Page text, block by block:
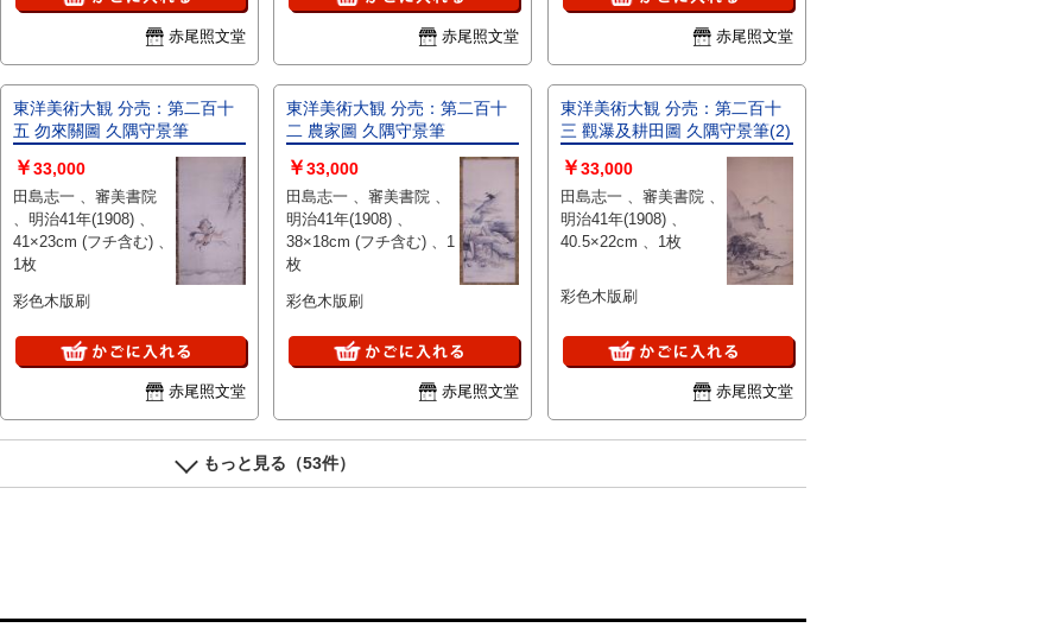
赤尾照文堂 赤尾照文堂 赤尾照文堂
東洋美術大観 分売：第二百十
五 勿來關圖 久隅守景筆
￥33,000
田島志一 、審美書院
、明治41年(1908) 、
41×23cm (フチ含む) 、
1枚
彩色木版刷
赤尾照文堂
東洋美術大観 分売：第二百十
二 農家圖 久隅守景筆
￥33,000
田島志一 、審美書院 、
明治41年(1908) 、
38×18cm (フチ含む) 、1
枚
彩色木版刷
赤尾照文堂
東洋美術大観 分売：第二百十
三 觀瀑及耕田圖 久隅守景筆(2)
￥33,000
田島志一 、審美書院 、
明治41年(1908) 、
40.5×22cm 、1枚
彩色木版刷
赤尾照文堂
もっと見る（53件）